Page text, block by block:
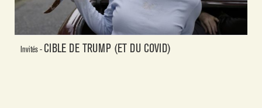
Invités - CIBLE DE TRUMP (ET DU COVID)